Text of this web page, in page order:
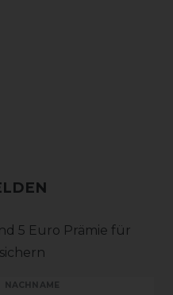
5 Euro Prämie für
NACHNAME